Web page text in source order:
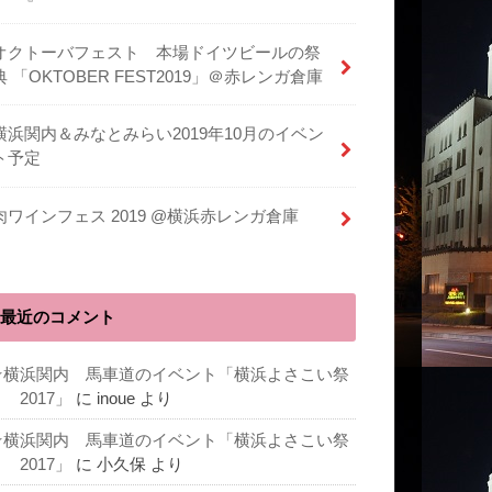
クトーバフェスト 本場ドイツビールの祭
「OKTOBER FEST2019」＠赤レンガ倉庫
浜関内＆みなとみらい2019年10月のイベン
予定
ワインフェス 2019 @横浜赤レンガ倉庫
最近のコメント
浜関内 馬車道のイベント「横浜よさこい祭
2017」
に inoue より
浜関内 馬車道のイベント「横浜よさこい祭
2017」
に 小久保 より